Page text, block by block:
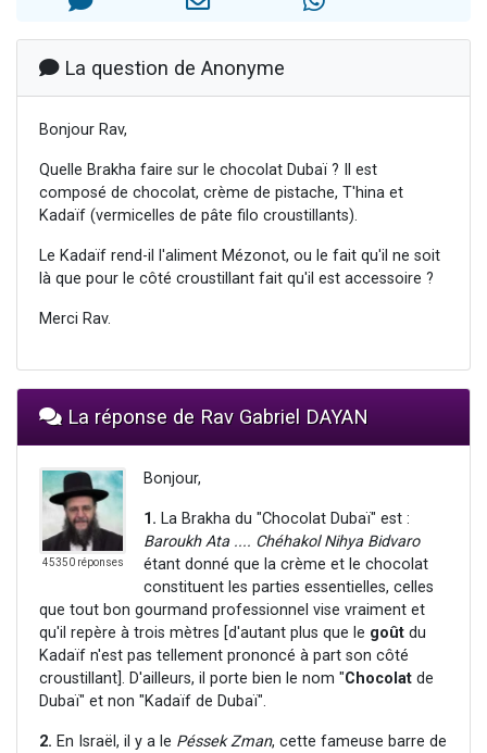
3 personnes viennent de faire un don pour Diane, 80 ans, dans un appartement insalubre
La question de Anonyme
Bonjour Rav,
Quelle Brakha faire sur le chocolat Dubaï ? Il est
composé de chocolat, crème de pistache, T'hina et
Kadaïf (vermicelles de pâte filo croustillants).
Le Kadaïf rend-il l'aliment Mézonot, ou le fait qu'il ne soit
là que pour le côté croustillant fait qu'il est accessoire ?
Merci Rav.
La réponse de Rav Gabriel DAYAN
45350 réponses
Bonjour,
1. La Brakha du "Chocolat Dubaï" est :
Baroukh Ata .... Chéhakol Nihya Bidvaro
étant donné que la crème et le chocolat
constituent les parties essentielles, celles
que tout bon gourmand professionnel vise vraiment et
qu'il repère à trois mètres [d'autant plus que le goût du
Kadaïf n'est pas tellement prononcé à part son côté
croustillant]. D'ailleurs, il porte bien le nom "Chocolat de
Dubaï" et non "Kadaïf de Dubaï".
2. En Israël, il y a le Péssek Zman, cette fameuse barre de